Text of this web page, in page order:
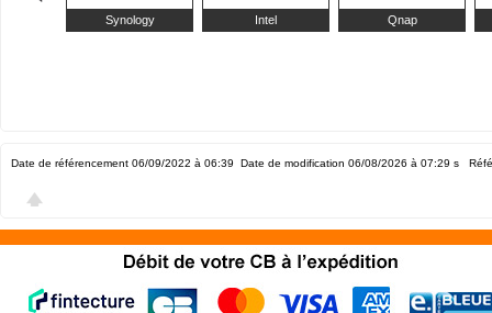
Synology Intel Qnap
Date de référencement 06/09/2022 à 06:39 Date de modification 06/08/2026 à 07:29 s